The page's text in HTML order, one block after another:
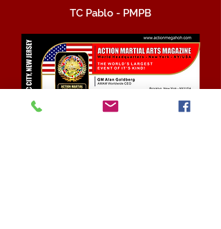
TC Pablo - PMPB